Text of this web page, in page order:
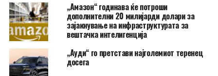
„Амазон“ годинава ќе потроши
дополнителни 20 милијарди долари за
зајакнување на инфраструктурата за
вештачка интелигенција
„Ауди“ го претстави најголемиот теренец
досега